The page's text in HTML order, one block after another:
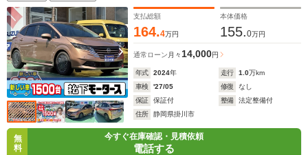
支払総額
164.4万円
本体価格
155.0万円
通常ローン 月々 14,000円
年式 2024年 走行 1.0万km
車検
'27/05 修復
なし
保証
保証付 整備
法定整備付
住所
静岡県掛川市
無
料
今すぐ在庫確認・見積依頼
電話する